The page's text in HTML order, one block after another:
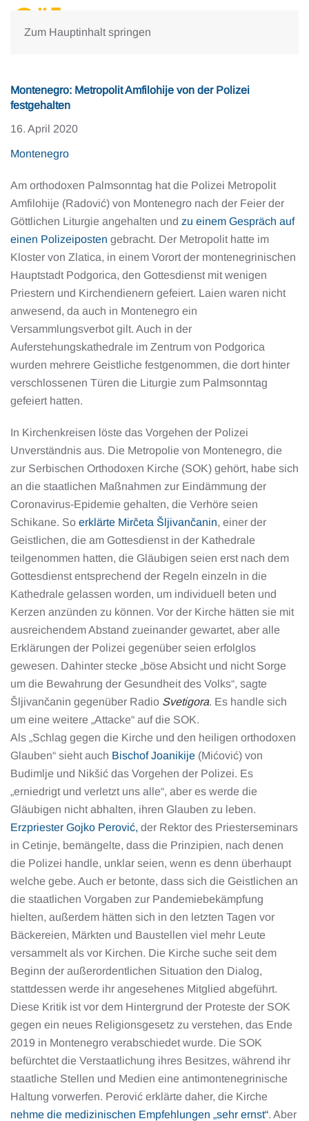
Zum Hauptinhalt springen
Montenegro: Metropolit Amfilohije von der Polizei
festgehalten
16. April 2020
Montenegro
Am orthodoxen Palmsonntag hat die Polizei Metropolit
Amfilohije (Radović) von Montenegro nach der Feier der
Göttlichen Liturgie angehalten und zu einem Gespräch auf
einen Polizeiposten gebracht. Der Metropolit hatte im
Kloster von Zlatica, in einem Vorort der montenegrinischen
Hauptstadt Podgorica, den Gottesdienst mit wenigen
Priestern und Kirchendienern gefeiert. Laien waren nicht
anwesend, da auch in Montenegro ein
Versammlungsverbot gilt. Auch in der
Auferstehungskathedrale im Zentrum von Podgorica
wurden mehrere Geistliche festgenommen, die dort hinter
verschlossenen Türen die Liturgie zum Palmsonntag
gefeiert hatten.
In Kirchenkreisen löste das Vorgehen der Polizei
Unverständnis aus. Die Metropolie von Montenegro, die
zur Serbischen Orthodoxen Kirche (SOK) gehört, habe sich
an die staatlichen Maßnahmen zur Eindämmung der
Coronavirus-Epidemie gehalten, die Verhöre seien
Schikane. So erklärte Mirčeta Šljivančanin, einer der
Geistlichen, die am Gottesdienst in der Kathedrale
teilgenommen hatten, die Gläubigen seien erst nach dem
Gottesdienst entsprechend der Regeln einzeln in die
Kathedrale gelassen worden, um individuell beten und
Kerzen anzünden zu können. Vor der Kirche hätten sie mit
ausreichendem Abstand zueinander gewartet, aber alle
Erklärungen der Polizei gegenüber seien erfolglos
gewesen. Dahinter stecke „böse Absicht und nicht Sorge
um die Bewahrung der Gesundheit des Volks“, sagte
Šljivančanin gegenüber Radio Svetigora. Es handle sich
um eine weitere „Attacke“ auf die SOK.
Als „Schlag gegen die Kirche und den heiligen orthodoxen
Glauben“ sieht auch Bischof Joanikije (Mićović) von
Budimlje und Nikšić das Vorgehen der Polizei. Es
„erniedrigt und verletzt uns alle“, aber es werde die
Gläubigen nicht abhalten, ihren Glauben zu leben.
Erzpriester Gojko Perović, der Rektor des Priesterseminars
in Cetinje, bemängelte, dass die Prinzipien, nach denen
die Polizei handle, unklar seien, wenn es denn überhaupt
welche gebe. Auch er betonte, dass sich die Geistlichen an
die staatlichen Vorgaben zur Pandemiebekämpfung
hielten, außerdem hätten sich in den letzten Tagen vor
Bäckereien, Märkten und Baustellen viel mehr Leute
versammelt als vor Kirchen. Die Kirche suche seit dem
Beginn der außerordentlichen Situation den Dialog,
stattdessen werde ihr angesehenes Mitglied abgeführt.
Diese Kritik ist vor dem Hintergrund der Proteste der SOK
gegen ein neues Religionsgesetz zu verstehen, das Ende
2019 in Montenegro verabschiedet wurde. Die SOK
befürchtet die Verstaatlichung ihres Besitzes, während ihr
staatliche Stellen und Medien eine antimontenegrinische
Haltung vorwerfen. Perović erklärte daher, die Kirche
nehme die medizinischen Empfehlungen „sehr ernst“. Aber